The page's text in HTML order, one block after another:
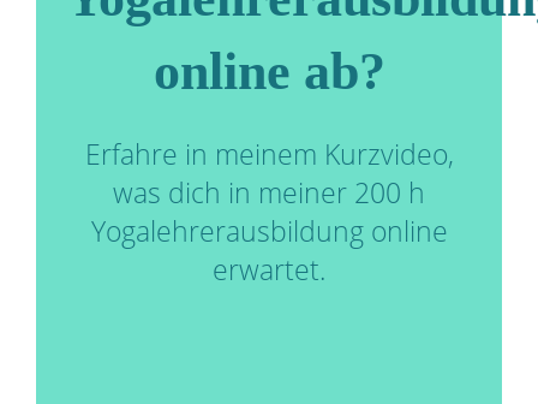
online ab?
Erfahre in meinem Kurzvideo,
was dich in meiner 200 h
Yogalehrerausbildung online
erwartet.